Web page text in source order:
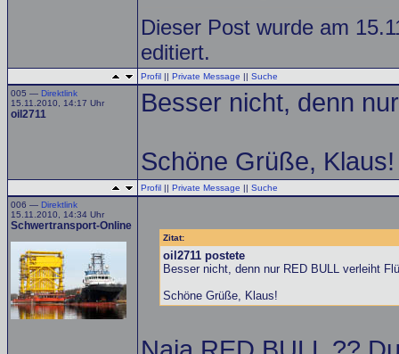
Dieser Post wurde am
editiert.
Profil || Private Message || Suche
005 — Direktlink
15.11.2010, 14:17 Uhr
oil2711 Besser nicht, denn
Schöne Grüße, Klaus!
Profil || Private Message || Suche
006 — Direktlink
15.11.2010, 14:34 Uhr
Schwertransport-Online
Zitat:
oil2711 postete
Besser nicht, denn nur RED BULL verleiht
Schöne Grüße, Klaus!